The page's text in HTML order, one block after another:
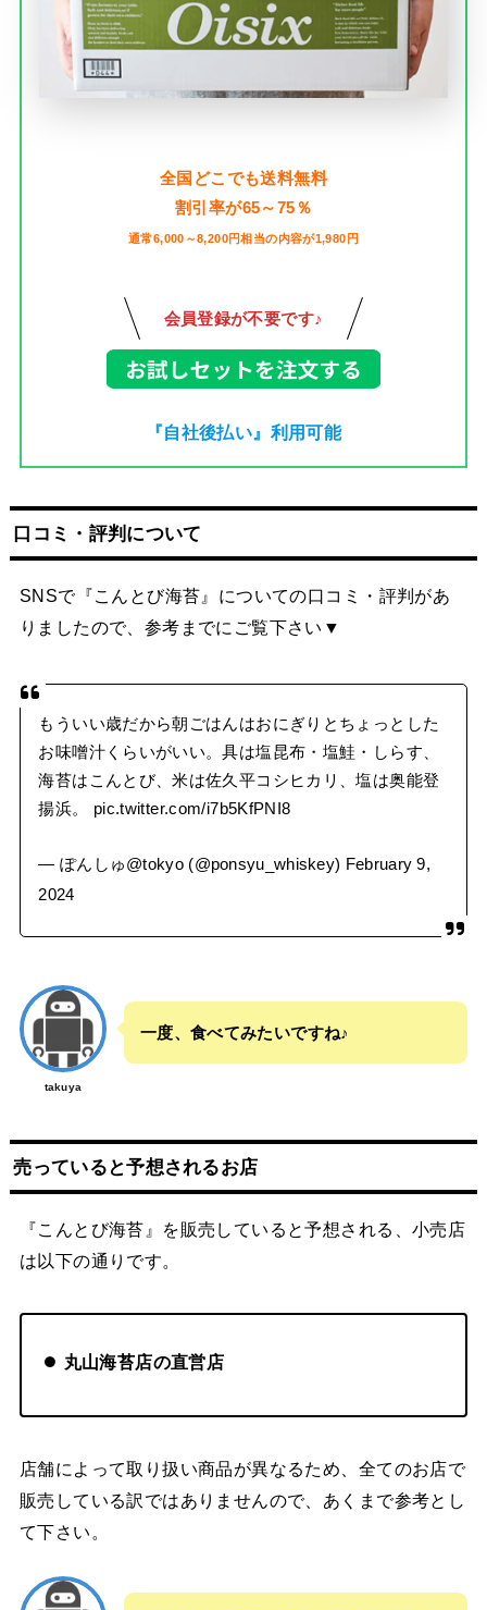
全国どこでも送料無料
割引率が65～75％
通常6,000～8,200円相当の内容が1,980円
会員登録が不要です♪
『自社後払い』利用可能
口コミ・評判について
SNSで『こんとび海苔』についての口コミ・評判があ
りましたので、参考までにご覧下さい▼
もういい歳だから朝ごはんはおにぎりとちょっとした
お味噌汁くらいがいい。具は塩昆布・塩鮭・しらす、
海苔はこんとび、米は佐久平コシヒカリ、塩は奥能登
揚浜。 pic.twitter.com/i7b5KfPNI8
— ぽんしゅ@tokyo (@ponsyu_whiskey) February 9,
2024
takuya
一度、食べてみたいですね♪
売っていると予想されるお店
『こんとび海苔』を販売していると予想される、小売店
は以下の通りです。
丸山海苔店の直営店
店舗によって取り扱い商品が異なるため、全てのお店で
販売している訳ではありませんので、あくまで参考とし
て下さい。